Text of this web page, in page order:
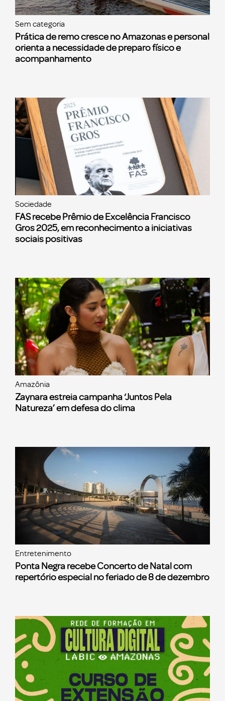
Sem categoria
Prática de remo cresce no Amazonas e personal
orienta a necessidade de preparo físico e
acompanhamento
Sociedade
FAS recebe Prêmio de Excelência Francisco
Gros 2025, em reconhecimento a iniciativas
sociais positivas
Amazônia
Zaynara estreia campanha ‘Juntos Pela
Natureza’ em defesa do clima
Entretenimento
Ponta Negra recebe Concerto de Natal com
repertório especial no feriado de 8 de dezembro